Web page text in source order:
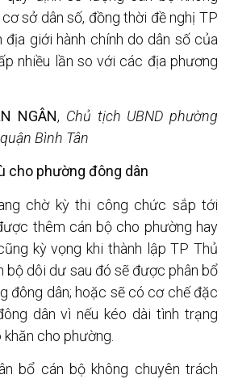
sở dân số, đồng thời đề nghị TP
giới hành chính do dân số của
nhiều lần so với các địa phương
NGÂN, Chủ tịch UBND phường
Bình Tân
cho phường đông dân
chờ kỳ thi công chức sắp tới
thêm cán bộ cho phường hay
kỳ vọng khi thành lập TP Thủ
bộ dôi dư sau đó sẽ được phân bổ
đông dân; hoặc sẽ có cơ chế đặc
dân vì nếu kéo dài tình trạng
cho phường.
bổ cán bộ không chuyên trách